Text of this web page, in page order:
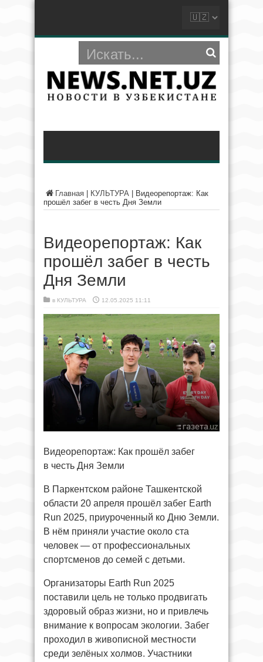
Главная КУЛЬТУРА
Видеорепортаж: Как
прошёл забег в честь Дня Земли
Видеорепортаж: Как
прошёл забег в честь
Дня Земли
в КУЛЬТУРА 12.05.2025 11:11
Видеорепортаж: Как прошёл забег
в честь Дня Земли
В Паркентском районе Ташкентской
области 20 апреля прошёл забег Earth
Run 2025, приуроченный ко Дню Земли.
В нём приняли участие около ста
человек — от профессиональных
спортсменов до семей с детьми.
Организаторы Earth Run 2025
поставили цель не только продвигать
здоровый образ жизни, но и привлечь
внимание к вопросам экологии. Забег
проходил в живописной местности
среди зелёных холмов. Участники